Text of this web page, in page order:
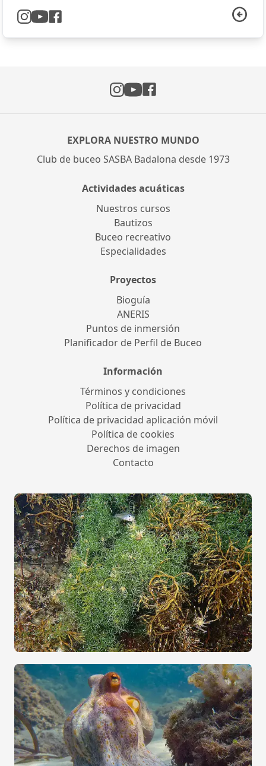
arrow_circle_left
EXPLORA NUESTRO MUNDO
Club de buceo SASBA Badalona desde 1973
Actividades acuáticas
Nuestros cursos
Bautizos
Buceo recreativo
Especialidades
Proyectos
Bioguía
ANERIS
Puntos de inmersión
Planificador de Perfil de Buceo
Información
Términos y condiciones
Política de privacidad
Política de privacidad aplicación móvil
Política de cookies
Derechos de imagen
Contacto